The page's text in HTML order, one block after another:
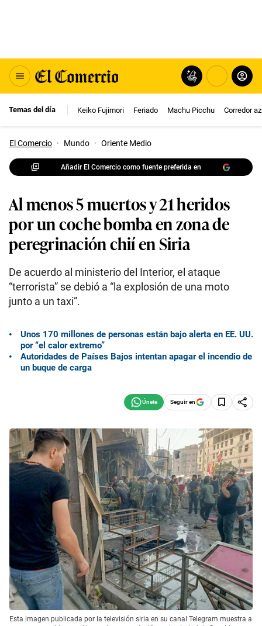
Temas del día Keiko Fujimori Feriado Machu Picchu Corredor
El Comercio · Mundo · Oriente Medio
Añadir El Comercio como fuente preferida en
Al menos 5 muertos y 21 heridos
por un coche bomba en zona de
peregrinación chií en Siria
De acuerdo al ministerio del Interior, el ataque
“terrorista” se debió a “la explosión de una moto
junto a un taxi”.
Unos 170 millones de personas están bajo alerta en EE. UU.
por “el calor extremo”
Autoridades de Países Bajos intentan apagar el incendio de
un buque de carga
Seguir en
Esta imagen publicada por la televisión siria en su canal Telegram muestra a